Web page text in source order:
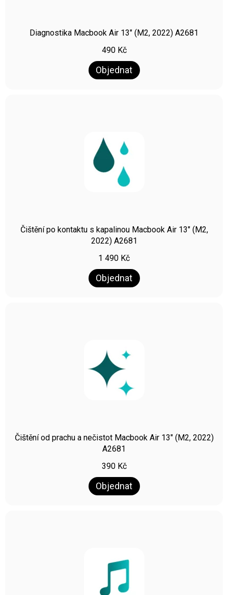
Diagnostika Macbook Air 13″ (M2, 2022) A2681
490 Kč
Objednat
Čištění po kontaktu s kapalinou Macbook Air 13″ (M2,
2022) A2681
1 490 Kč
Objednat
Čištění od prachu a nečistot Macbook Air 13″ (M2, 2022)
A2681
390 Kč
Objednat